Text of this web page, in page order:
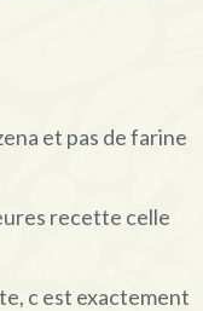
et pas de farine
recette celle
c est exactement